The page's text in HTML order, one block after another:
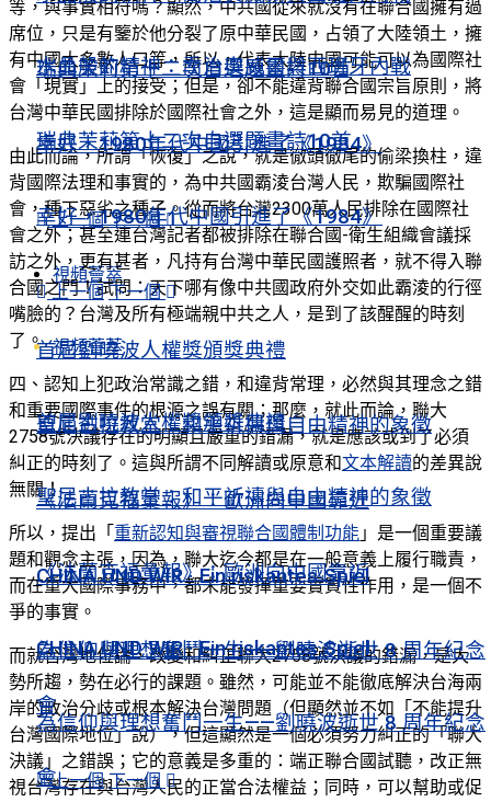
瑞典茉莉第十二次自選題畫詩10首
幸好，1980年代中國引進了《1984》
上一個 下一個
視頻薈萃
首屆劉曉波人權獎頒獎典禮
聖尼古拉教堂：和平祈禱與自由精神的象徵
《法蘭克福彙報》：歐洲向中國靠近
CHINA UND WIR · Ein riskantes Spiel
為信仰與理想奮鬥一生——劉曉波逝世 8 周年紀念
會
上一個 下一個
水晶般的精神：喬治奧威爾與西班牙內戰
瑞典茉莉第十二次自選題畫詩10首
幸好，1980年代中國引進了《1984》
上一個 下一個
視頻薈萃
首屆劉曉波人權獎頒獎典禮
聖尼古拉教堂：和平祈禱與自由精神的象徵
《法蘭克福彙報》：歐洲向中國靠近
CHINA UND WIR · Ein riskantes Spiel
為信仰與理想奮鬥一生——劉曉波逝世 8 周年紀念
會
等，與事實相符嗎？顯然，中共國從來就沒有在聯合國擁有過
席位，只是有鑒於他分裂了原中華民國，占領了大陸領土，擁
有中國大多數人口等，所以，代表大陸中國可能可以為國際社
會「現實」上的接受；但是，卻不能違背聯合國宗旨原則，將
台灣中華民國排除於國際社會之外，這是顯而易見的道理。
由此而論，所謂「恢復」之說，就是徹頭徹尾的偷梁換柱，違
背國際法理和事實的，為中共國霸淩台灣人民，欺騙國際社
會，種下惡劣之種子。從而將台灣2300萬人民排除在國際社
會之外；甚至連台灣記者都被排除在聯合國-衛生組織會議採
訪之外，更有甚者，凡持有台灣中華民國護照者，就不得入聯
合國之門！試問：天下哪有像中共國政府外交如此霸淩的行徑
嘴臉的？台灣及所有極端親中共之人，是到了該醒醒的時刻
了。
四、認知上犯政治常識之錯，和違背常理，必然與其理念之錯
和重要國際事件的根源之誤有關；那麼，就此而論，聯大
2758號決議存在的明顯且嚴重的錯漏，就是應該或到了必須
糾正的時刻了。這與所謂不同解讀或原意和文本解讀的差異說
無關！
所以，提出「 重新認知與審視聯合國體制功能 」是一個重要議
題和觀念主張，因為，聯大迄今都是在一般意義上履行職責，
而在重大國際事務中，都未能發揮重要實質性作用，是一個不
爭的事實。
而就台灣地位論，改變和糾正聯大2758號決議的錯漏，是大
勢所趨，勢在必行的課題。雖然，可能並不能徹底解決台海兩
岸的政治分歧或根本解決台灣問題（但顯然並不如「不能提升
台灣國際地位」說），但這顯然是一個必須努力糾正的「聯大
決議」之錯誤；它的意義是多重的：端正聯合國試聽，改正無
視台灣存在與台灣人民的正當合法權益；同時，可以幫助或促